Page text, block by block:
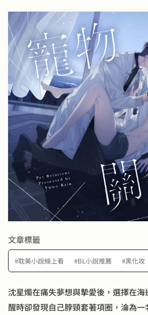
文章標籤
#耽美小說線上看 #BL小說推薦 #黑化攻
沈星燭在痛失夢想與摯愛後，選擇在
醒時卻發現自己脖頸套著項圈，淪為